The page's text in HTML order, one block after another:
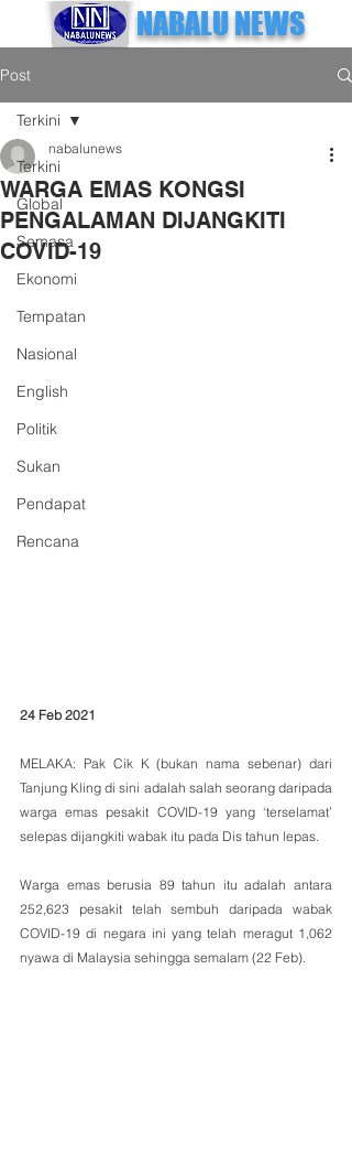
NABALU NEWS
Post
Terkini
Global
Semasa
Ekonomi
Tempatan
Nasional
English
Politik
Sukan
Pendapat
Rencana
Terkini
WARGA EMAS KONGSI
PENGALAMAN DIJANGKITI
COVID-19
nabalunews
24 Feb 2021
MELAKA: Pak Cik K (bukan nama sebenar) dari
Tanjung Kling di sini adalah salah seorang daripada
warga emas pesakit COVID-19 yang ‘terselamat’
selepas dijangkiti wabak itu pada Dis tahun lepas.
Warga emas berusia 89 tahun itu adalah antara
252,623 pesakit telah sembuh daripada wabak
COVID-19 di negara ini yang telah meragut 1,062
nyawa di Malaysia sehingga semalam (22 Feb).